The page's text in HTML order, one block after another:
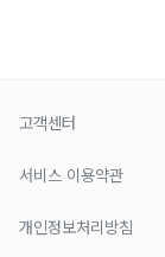
고객센터
서비스 이용약관
개인정보처리방침